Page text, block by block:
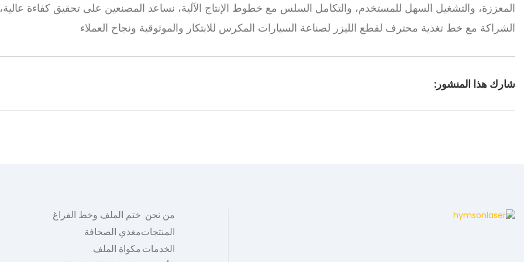
المعززة، والتشغيل السهل للمستخدم، والتكامل السلس مع خطوط الإنتاج الآلية، نساعد المصنعين على تحقيق كفاءة
الشراكة مع خط تغذية محترف لقطع الليزر لصناعة السيارات المكرس للابتكار والموثوقية ونجاح العملاء
شارك هذا المنشور:
من نحن
المنتجات
الخدمات
ختم الملف وخط الفراغ
مغذي الصحافة
مكواة الملف